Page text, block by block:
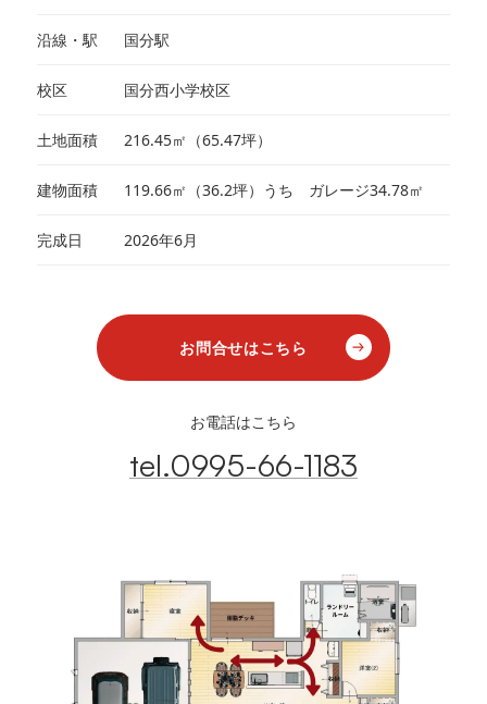
沿線・駅 国分駅
校区 国分西小学校区
土地面積 216.45㎡（65.47坪）
建物面積 119.66㎡（36.2坪）うち ガレージ34.78㎡
完成日 2026年6月
お問合せはこちら
お電話はこちら
tel.0995-66-1183